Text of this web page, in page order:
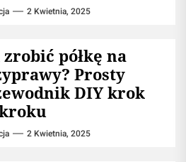
2 Kwietnia, 2025
zrobić półkę na
Prosty
DIY krok
2 Kwietnia, 2025